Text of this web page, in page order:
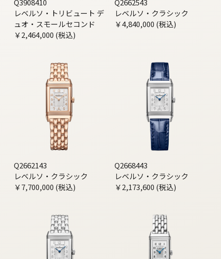
Q3908410
レベルソ・トリビュート デ
ュオ・スモールセコンド
￥2,464,000 (税込)
Q2662543
レベルソ・クラシック
￥4,840,000 (税込)
Q2662143
レベルソ・クラシック
￥7,700,000 (税込)
Q2668443
レベルソ・クラシック
￥2,173,600 (税込)